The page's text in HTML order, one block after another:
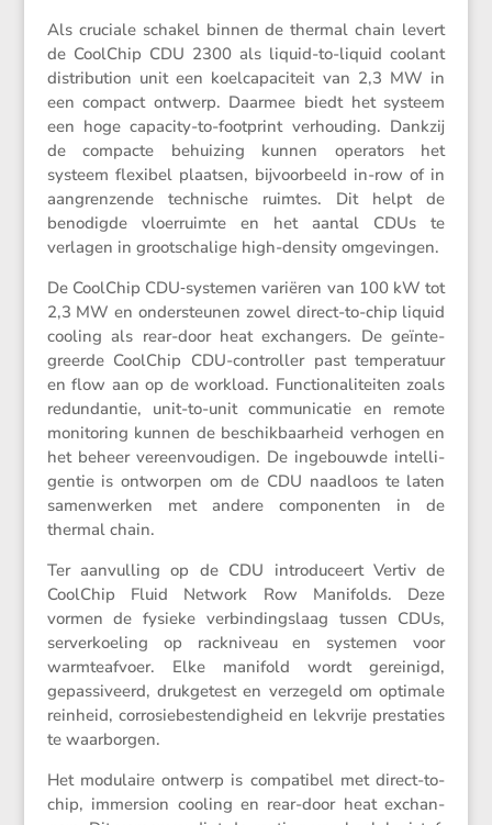
Als cruciale schakel binnen de thermal chain levert
de CoolChip CDU 2300 als liquid-to-liquid coolant
distri­bu­tion unit een koelca­pa­ci­teit van 2,3 MW in
een compact ontwerp. Daarmee biedt het systeem
een hoge capacity-to-footprint verhou­ding. Dankzij
de compacte behui­zing kunnen opera­tors het
systeem flexibel plaatsen, bijvoor­beeld in-row of in
aangren­zende techni­sche ruimtes. Dit helpt de
benodigde vloer­ruimte en het aantal CDUs te
verlagen in groot­scha­lige high-density omgevingen.
De CoolChip CDU‑systemen variëren van 100 kW tot
2,3 MW en onder­steunen zowel direct-to-chip liquid
cooling als rear-door heat exchan­gers. De geïnte­
greerde CoolChip CDU-controller past tempe­ra­tuur
en flow aan op de workload. Functi­o­na­li­teiten zoals
redun­dantie, unit-to-unit commu­ni­catie en remote
monito­ring kunnen de beschik­baar­heid verhogen en
het beheer vereen­vou­digen. De ingebouwde intel­li­
gentie is ontworpen om de CDU naadloos te laten
samen­werken met andere compo­nenten in de
thermal chain.
Ter aanvul­ling op de CDU intro­du­ceert Vertiv de
CoolChip Fluid Network Row Manifolds. Deze
vormen de fysieke verbin­dings­laag tussen CDUs,
server­koe­ling op rackni­veau en systemen voor
warmte­af­voer. Elke manifold wordt gerei­nigd,
gepas­si­veerd, drukge­test en verze­geld om optimale
reinheid, corro­sie­be­sten­dig­heid en lekvrije presta­ties
te waarborgen.
Het modulaire ontwerp is compa­tibel met direct-to-
chip, immersion cooling en rear-door heat exchan­